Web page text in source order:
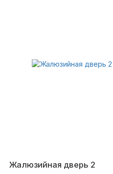
Жалюзийная дверь 2